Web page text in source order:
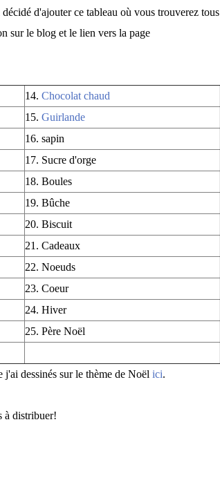
d'ajouter ce tableau où vous trouverez tous
sur le blog et le lien vers la page
14. Chocolat chaud
15. Guirlande
16. sapin
17. Sucre d'orge
18. Boules
19. Bûche
20. Biscuit
21. Cadeaux
22. Noeuds
23. Coeur
24. Hiver
25. Père Noël
j'ai dessinés sur le thème de Noël ici.
à distribuer!